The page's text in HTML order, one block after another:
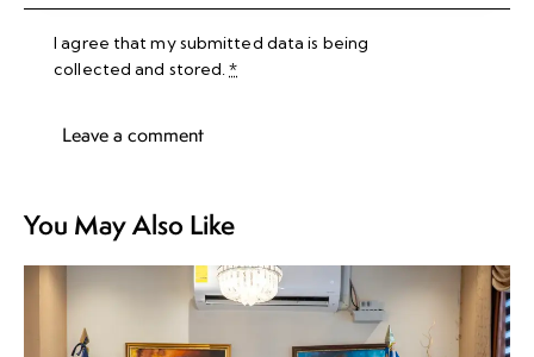
I agree that my submitted data is being
collected and stored.*
You May Also Like